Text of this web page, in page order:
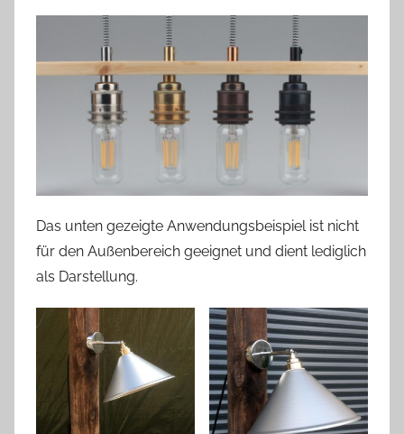
Das unten gezeigte Anwendungsbeispiel ist nicht
für den Außenbereich geeignet und dient lediglich
als Darstellung.